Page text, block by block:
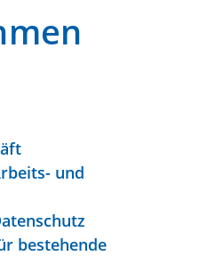
und
bestehende